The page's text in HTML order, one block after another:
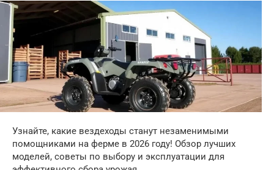
Узнайте, какие вездеходы станут незаменимыми
помощниками на ферме в 2026 году! Обзор лучших
моделей, советы по выбору и эксплуатации для